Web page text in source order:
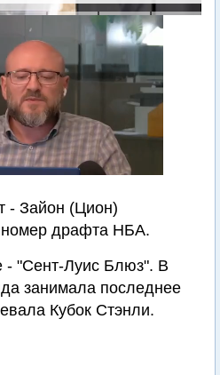
- Зайон (Цион)
драфта НБА.
- "Сент-Луис Блюз". В
занимала последнее
Кубок Стэнли.